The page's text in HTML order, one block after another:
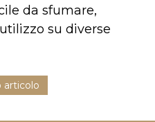
da sfumare,
su diverse
articolo